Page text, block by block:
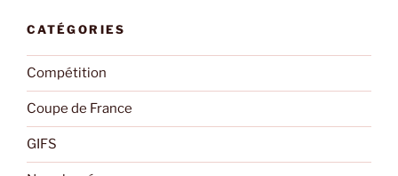
CATÉGORIES
Compétition
Coupe de France
GIFS